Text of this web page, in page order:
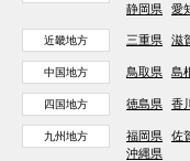
静岡県
愛
近畿地方 三重県 滋
中国地方 鳥取県 島
四国地方 徳島県 香
九州地方 福岡県 佐
沖縄県